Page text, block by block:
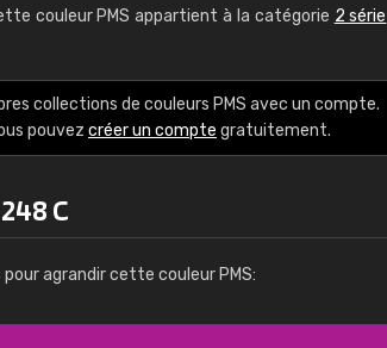
couleur PMS appartient à la catégorie 2 série
collections de couleurs PMS avec un compte.
pouvez créer un compte gratuitement.
C
agrandir cette couleur PMS: